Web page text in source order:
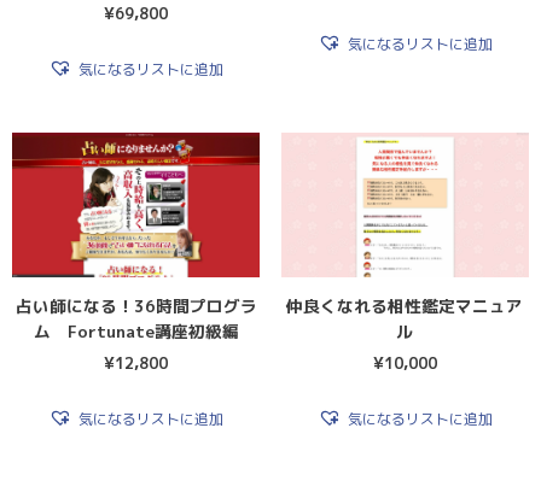
¥69,800
気になるリストに追加
気になるリストに追加
占い師になる！36時間プログラ
ム Fortunate講座初級編
¥12,800
気になるリストに追加
仲良くなれる相性鑑定マニュア
ル
¥10,000
気になるリストに追加